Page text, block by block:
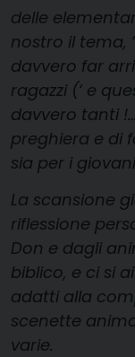
delle
nostro il tema,
davvero far
ragazzi (‘ e
davvero tanti
preghiera e di
sia per i
La scansione
riflessione
Don e dagli
biblico, e ci si
adatti alla
scenette
varie.